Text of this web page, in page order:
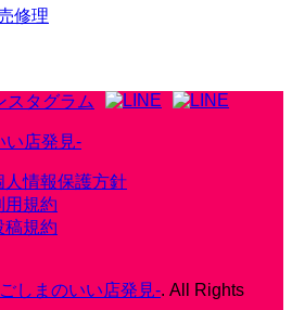
修理
人情報保護方針
用規約
稿規約
しまのいい店発見-. All Rights